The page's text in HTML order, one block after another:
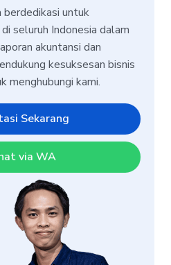
untuk
seluruh Indonesia dalam
akuntansi dan
kesuksesan bisnis
menghubungi kami.
Sekarang
via WA